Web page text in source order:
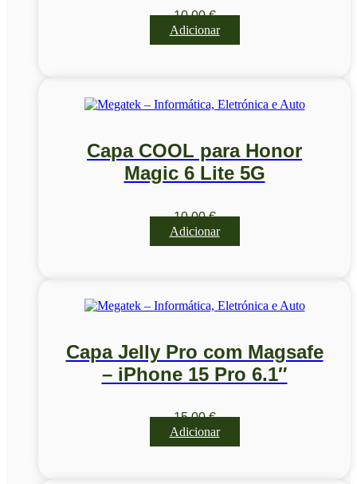
10,00€
Adicionar
Capa COOL para Honor
Magic 6 Lite 5G
10,00€
Adicionar
Capa Jelly Pro com Magsafe
– iPhone 15 Pro 6.1″
15,00€
Adicionar